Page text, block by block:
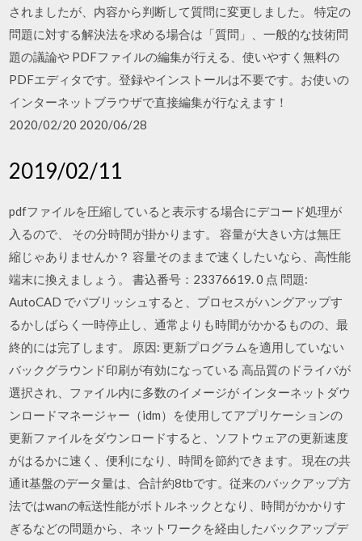
されましたが、内容から判断して質問に変更しました。 特定の
問題に対する解決法を求める場合は「質問」、一般的な技術問
題の議論や PDFファイルの編集が行える、使いやすく無料の
PDFエディタです。登録やインストールは不要です。お使いの
インターネットブラウザで直接編集が行なえます！
2020/02/20 2020/06/28
2019/02/11
pdfファイルを圧縮していると表示する場合にデコード処理が
入るので、 その分時間が掛かります。 容量が大きい方は無圧
縮じゃありませんか？ 容量そのままで速くしたいなら、高性能
端末に換えましょう。 書込番号：23376619. 0 点 問題:
AutoCAD でパブリッシュすると、プロセスがハングアップす
るかしばらく一時停止し、通常よりも時間がかかるものの、最
終的には完了します。 原因: 更新プログラムを適用していない
バックグラウンド印刷が有効になっている 高品質のドライバが
選択され、ファイル内に多数のイメージが インターネットダウ
ンロードマネージャー（idm）を使用してアプリケーションの
更新ファイルをダウンロードすると、ソフトウェアの更新速度
がはるかに速く、便利になり、時間を節約できます。 現在の共
通it基盤のデータ量は、合計約8tbです。従来のバックアップ方
法ではwanの転送性能がボトルネックとなり、時間がかかりす
ぎるなどの問題から、ネットワークを経由したバックアップデ